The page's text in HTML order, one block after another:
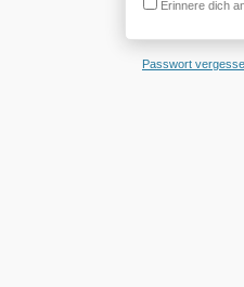
Erinnere dich
Passwort